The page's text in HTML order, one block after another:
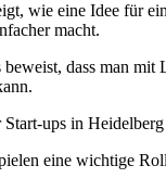
wie eine Idee für
macht.
dass man mit
ups in
eine wichtige